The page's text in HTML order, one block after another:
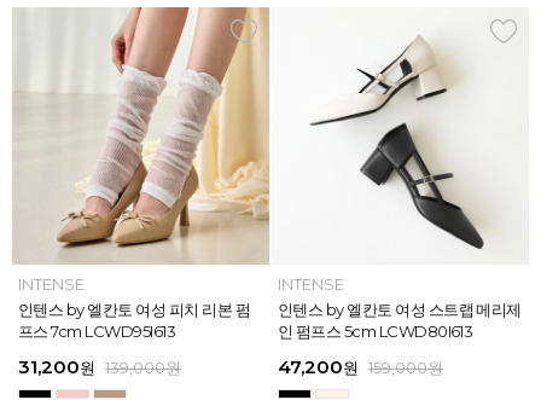
ELCANTO
[EXCLUSIVE] 노엘 엘칸토 여성 젤리
슈즈 2.3cm LCWW01U626
29,000원
MAZZ
마쯔 by 엘칸토 여성 크로스 와이드
스트랩 컴포트 샌들 3.5cm LCWW27
45,900원 159,000원
INTENSE
인텐스 by 엘칸토 여성 피치 리본 펌
프스 7cm LCWD95I613
31,200원 139,000원
INTENSE
인텐스 by 엘칸토 여성 스트랩 메리제
인 펌프스 5cm LCWD80I613
47,200원 159,000원
INTENSE
인텐스 by 엘칸토 여성 에나멜 스퀘어
오브제 플랫슈즈 1.5cm LCWD53I613
41,650원 149,000원
INTENSE
인텐스 by 엘칸토 여성 클래식 스트랩
로퍼 2cm LCWD72I613
27,920원 159,000원
MAZZ
마쯔 by 엘칸토 여성 투밴드 고프코어
플랫 캐주얼 2.5cm LCWC97M613
43,200원 159,000원
MAZZ
마쯔 by 엘칸토 여성 데이엔 스니커즈
3.5cm LCWS20M613
71,400원 189,000원
ELCANTO
[EXCLUSIVE] 노엘 엘칸토 여성 젤리
슈즈 2.3cm LCWW01U626
29,000원
MAZZ
마쯔 by 엘칸토 여성 크로스 와이드
스트랩 컴포트 샌들 3.5cm LCWW27
45,900원 159,000원
INTENSE
인텐스 by 엘칸토 여성 피치 리본 펌
프스 7cm LCWD95I613
31,200원 139,000원
INTENSE
인텐스 by 엘칸토 여성 스트랩 메리제
인 펌프스 5cm LCWD80I613
47,200원 159,000원